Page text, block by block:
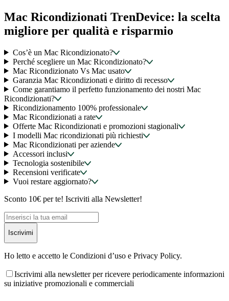
Mac Ricondizionati TrenDevice: la scelta
migliore per qualità e risparmio
Cos’è un Mac Ricondizionato?
Perché scegliere un Mac Ricondizionato?
Mac Ricondizionato Vs Mac usato
Garanzia Mac Ricondizionati e diritto di recesso
Come garantiamo il perfetto funzionamento dei nostri Mac
Ricondizionati?
Ricondizionamento 100% professionale
Mac Ricondizionati a rate
Offerte Mac Ricondizionati e promozioni stagionali
I modelli Mac ricondizionati più richiesti
Mac Ricondizionati per aziende
Accessori inclusi
Tecnologia sostenibile
Recensioni verificate
Vuoi restare aggiornato?
Sconto 10€ per te! Iscriviti alla Newsletter!
Iscrivimi
Ho letto e accetto le Condizioni d’uso e Privacy Policy.
Iscrivimi alla newsletter per ricevere periodicamente informazioni
su iniziative promozionali e commerciali